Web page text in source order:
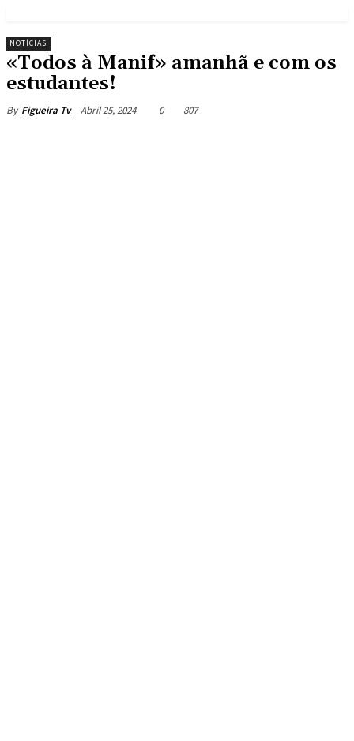
NOTÍCIAS
«Todos à Manif» amanhã e com os
estudantes!
By Figueira Tv Abril 25, 2024 0 807